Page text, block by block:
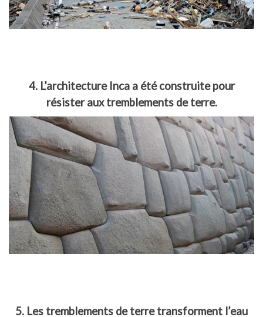
4. L’architecture Inca a été construite pour
résister aux tremblements de terre.
5. Les tremblements de terre transforment l’eau